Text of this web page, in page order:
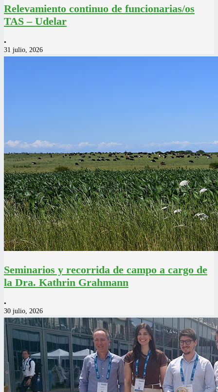
Relevamiento continuo de funcionarias/os
TAS – Udelar
•
31 julio, 2026
Seminarios y recorrida de campo a cargo de
la Dra. Kathrin Grahmann
•
30 julio, 2026